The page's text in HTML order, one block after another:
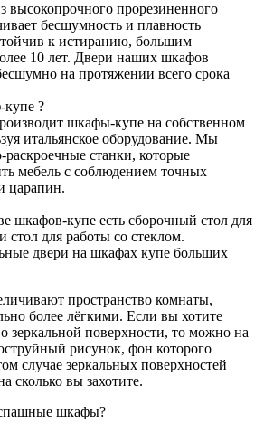
высокопрочного прорезиненного
бесшумность и плавность
к истиранию, большим
10 лет. Двери наших шкафов
на протяжении всего срока
купе ?
шкафы-купе на собственном
итальянское оборудование. Мы
станки, которые
мебель с соблюдением точных
царапин.
шкафов-купе есть сборочный стол для
стол для работы со стеклом.
двери на шкафах купе больших
пространство комнаты,
более лёгкими. Если вы хотите
зеркальной поверхности, то можно на
рисунок, фон которого
случае зеркальных поверхностей
сколько вы захотите.
шкафы?